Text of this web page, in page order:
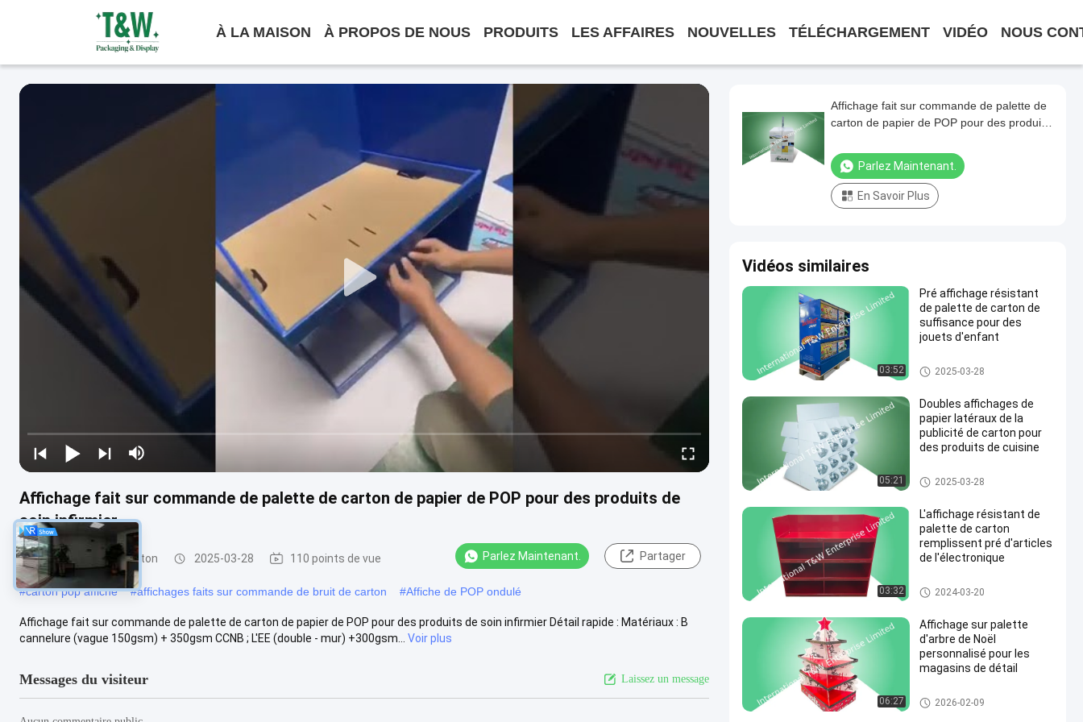
À LA MAISON À PROPOS DE NOUS PRODUITS LES AFFAIRES NOUVELLES TÉLÉCHARGEMENT VIDÉO NOUS
Affichage fait sur commande de palette de carton de papier de POP pour des produits de
soin infirmier
affichage pop en carton 2025-03-28 110 points de vue Parlez Maintenant. Partager
#carton pop affiche #affichages faits sur commande de bruit de carton #Affiche de POP ondulé
Affichage fait sur commande de palette de carton de papier de POP pour des produits de soin infirmier Détail rapide : Matériaux : B
cannelure (vague 150gsm) + 350gsm CCNB ; L'EE (double - mur) +300gsm...
Voir plus
Messages du visiteur Laissez un message
Affichage fait sur commande de palette de
carton de papier de POP pour des produits
Parlez Maintenant.
En Savoir Plus
Vidéos similaires
03:52
Pré affichage résistant
de palette de carton de
suffisance pour des
jouets d'enfant
Cardboard Pallet Display
2025-03-28
05:21
Doubles affichages de
papier latéraux de la
publicité de carton pour
des produits de cuisine
Cardboard Pallet Display
2025-03-28
03:32
L'affichage résistant de
palette de carton
remplissent pré d'articles
de l'électronique
Cardboard Pallet Display
2024-03-20
06:27
Affichage sur palette
d'arbre de Noël
personnalisé pour les
magasins de détail
Cardboard Pallet Display
2026-02-09